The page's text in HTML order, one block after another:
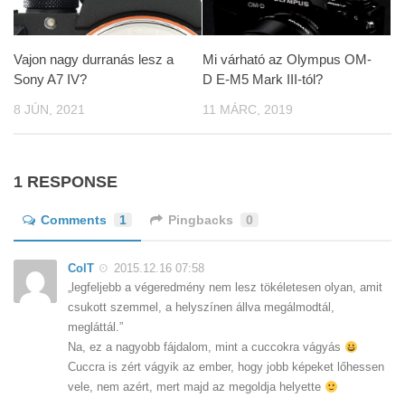
Vajon nagy durranás lesz a
Sony A7 IV?
8 JÚN, 2021
Mi várható az Olympus OM-
D E-M5 Mark III-tól?
11 MÁRC, 2019
1 RESPONSE
Comments 1 Pingbacks 0
ColT
2015.12.16 07:58
„legfeljebb a végeredmény nem lesz tökéletesen olyan, amit
csukott szemmel, a helyszínen állva megálmodtál,
megláttál.”
Na, ez a nagyobb fájdalom, mint a cuccokra vágyás
Cuccra is zért vágyik az ember, hogy jobb képeket lőhessen
vele, nem azért, mert majd az megoldja helyette